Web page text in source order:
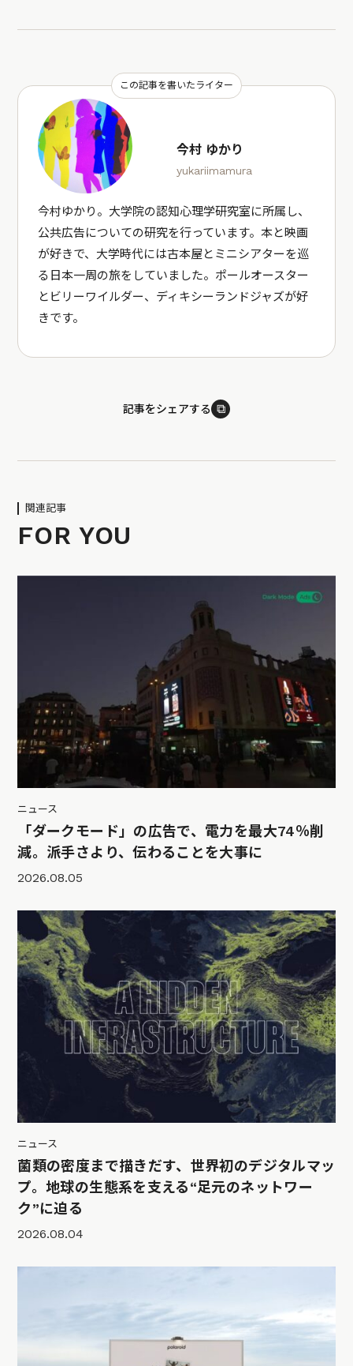
この記事を書いたライター
今村 ゆかり
yukariimamura
今村ゆかり。大学院の認知心理学研究室に所属し、
公共広告についての研究を行っています。本と映画
が好きで、大学時代には古本屋とミニシアターを巡
る日本一周の旅をしていました。ポールオースター
とビリーワイルダー、ディキシーランドジャズが好
きです。
記事をシェアする ⧉
関連記事
FOR YOU
ニュース
「ダークモード」の広告で、電力を最大74％削
減。派手さより、伝わることを大事に
2026.08.05
ニュース
菌類の密度まで描きだす、世界初のデジタルマッ
プ。地球の生態系を支える“足元のネットワー
ク”に迫る
2026.08.04